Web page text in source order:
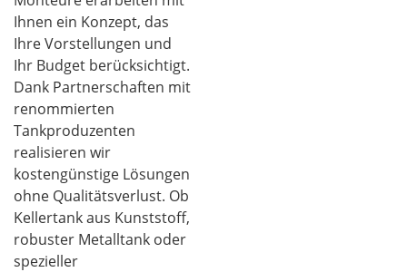
Ihnen ein Konzept, das
Ihre Vorstellungen und
Ihr Budget berücksichtigt.
Dank Partnerschaften mit
renommierten
Tankproduzenten
realisieren wir
kostengünstige Lösungen
ohne Qualitätsverlust. Ob
Kellertank aus Kunststoff,
robuster Metalltank oder
spezieller